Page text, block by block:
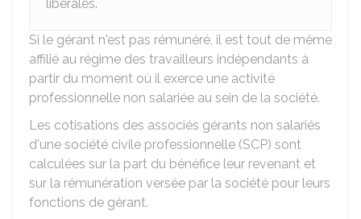
libérales.
Si le gérant n'est pas rémunéré, il est tout de même
affilié au régime des travailleurs indépendants à
partir du moment où il exerce une activité
professionnelle non salariée au sein de la société.
Les cotisations des associés gérants non salariés
d'une société civile professionnelle (SCP) sont
calculées sur la part du bénéfice leur revenant et
sur la rémunération versée par la société pour leurs
fonctions de gérant.